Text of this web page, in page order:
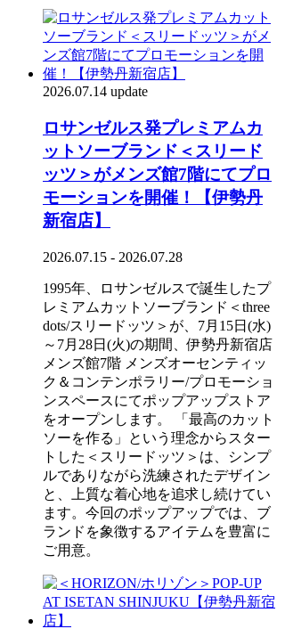
2026.07.14 update
ロサンゼルス発プレミアムカ
ットソーブランド＜スリード
ッツ＞がメンズ館7階にてプロ
モーションを開催！【伊勢丹
新宿店】
2026.07.15 - 2026.07.28
1995年、ロサンゼルスで誕生したプ
レミアムカットソーブランド＜three
dots/スリードッツ＞が、7月15日(水)
～7月28日(火)の期間、伊勢丹新宿店
メンズ館7階 メンズオーセンティッ
ク＆コンテンポラリー/プロモーショ
ンスペースにてポップアップストア
をオープンします。 「最高のカット
ソーを作る」という理念からスター
トした＜スリードッツ＞は、シンプ
ルでありながら洗練されたデザイン
と、上質な着心地を追求し続けてい
ます。今回のポップアップでは、ブ
ランドを象徴するアイテムを豊富に
ご用意。